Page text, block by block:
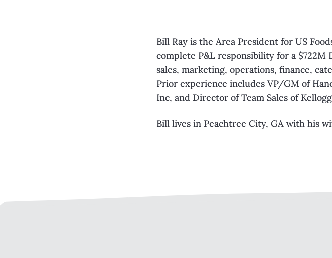
Bill Ray is the Area President for US
complete P&L responsibility for a
sales, marketing, operations, finance,
Prior experience includes VP/GM of
Inc, and Director of Team Sales of
Bill lives in Peachtree City, GA with his